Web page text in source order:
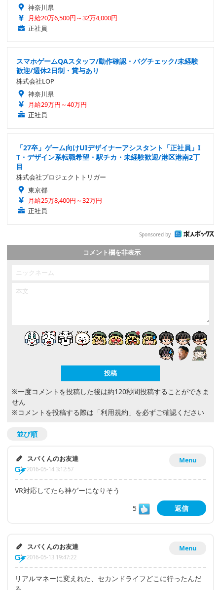
神奈川県
月給20万6,500円～32万4,000円
正社員
スマホゲームQAスタッフ/動作確認・バグチェック/未経験
歓迎/週休2日制・賞与あり
株式会社LOP
神奈川県
月給29万円～40万円
正社員
「27卒」ゲーム向けUIデザイナーアシスタント「正社員」I
T・デザイン系転職希望・駅チカ・未経験歓迎/港区港南2丁
目
株式会社プロジェクトトリガー
東京都
月給25万8,400円～32万円
正社員
Sponsored by
コメント欄を非表示
※一度コメントを投稿した後は約120秒間投稿することができま
せん
※コメントを投稿する際は 「利用規約」 を必ずご確認ください
並び順
Menu
スパくんのお友達
2016-05-14 3:12:57
VR対応してたら神ゲーになりそう
5
返信
Menu
スパくんのお友達
2016-05-13 19:47:22
リアルマネーに変えれた、セカンドライフどこに行ったんだ